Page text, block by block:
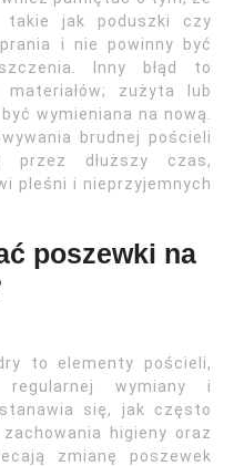
takie jak poduszki czy
prania i nie powinny być
Inny błąd to
zużyta lub
wymieniana na nową.
brudnej pościeli
przez dłuższy czas,
pleśni i nieprzyjemnych
poszewki na
to elementy pościeli,
wymiany i
się, jak często
higieny oraz
zmianę poszewek